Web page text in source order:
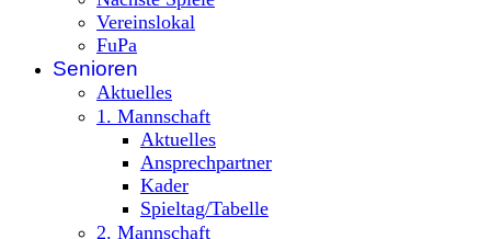
Vereinslokal
FuPa
Senioren
Aktuelles
1. Mannschaft
Aktuelles
Ansprechpartner
Kader
Spieltag/Tabelle
2. Mannschaft